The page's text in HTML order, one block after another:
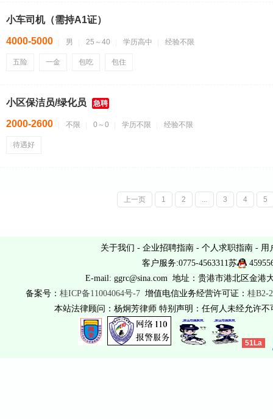
小车司机（需持A1证）
4000-5000 男 25～40 学历高中 经验不限
五险 一金 包吃 包住
小区保洁员/绿化员 急聘
2000-2600 不限 0～0 学历不限 经验不限
待遇好
上一页 1 2 3 4 5
关于我们 - 企业招聘指南 - 个人求职指南 - 用
客户服务:0775-4563311苏
E-mail: ggrc@sina.com 地址：贵港市港北区金港
备案号： 桂ICP备11004064号-7增值电信业务经营许可证： 桂B2-
本站法律顾问：杨炯芳律师 特别声明：任何人未经允许
51La